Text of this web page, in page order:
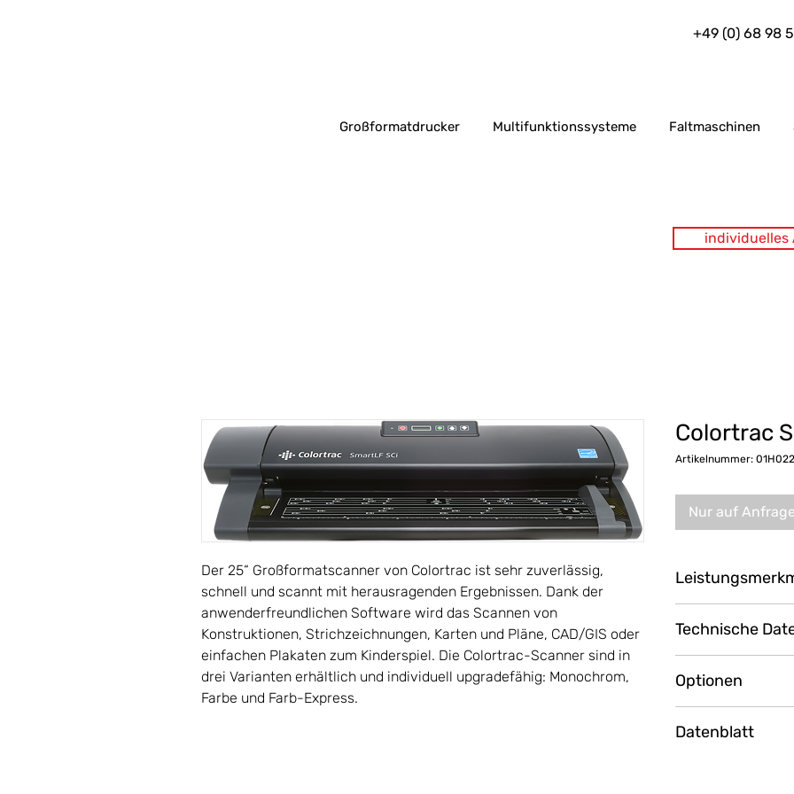
+49 (0) 68 98
Großformatdrucker Multifunktionssysteme Faltmaschinen
individuelles
Der 25“ Großformatscanner von Colortrac ist sehr zuverlässig,
schnell und scannt mit herausragenden Ergebnissen. Dank der
anwenderfreundlichen Software wird das Scannen von
Konstruktionen, Strichzeichnungen, Karten und Pläne, CAD/GIS oder
einfachen Plakaten zum Kinderspiel. Die Colortrac-Scanner sind in
drei Varianten erhältlich und individuell upgradefähig: Monochrom,
Farbe und Farb-Express.
Colortrac
Artikelnummer:
Nur auf Anfrage
gleichmäßigen
Breite und
1200 dpi
Auflösung
Ausgelegt für
Geringer
Technische
Upgrade möglich
Optische
Optionen
Software
Datenblatt